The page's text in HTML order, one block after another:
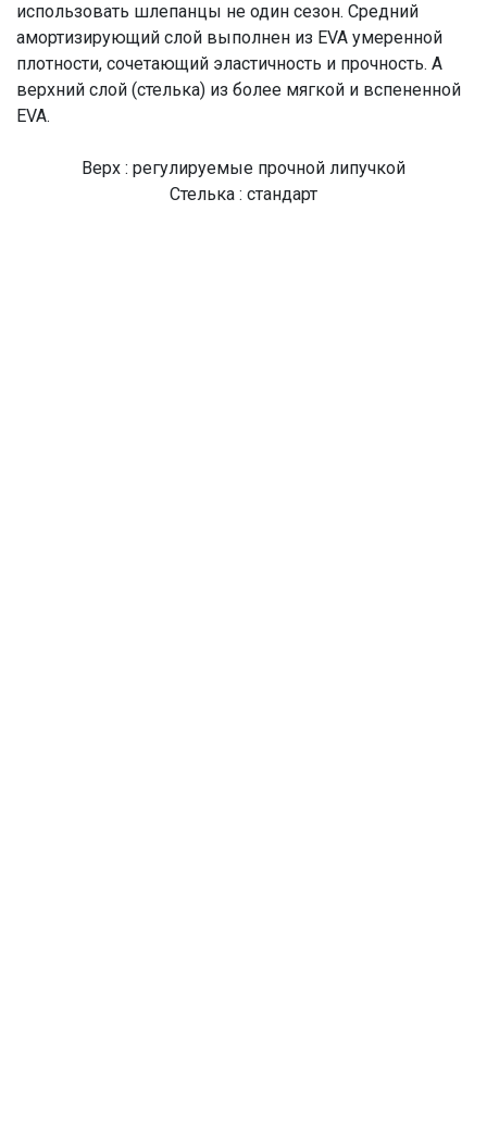
использовать шлепанцы не один сезон. Средний
амортизирующий слой выполнен из EVA умеренной
плотности, сочетающий эластичность и прочность. А
верхний слой (стелька) из более мягкой и вспененной
EVA.
Верх : регулируемые прочной липучкой
Стелька : стандарт